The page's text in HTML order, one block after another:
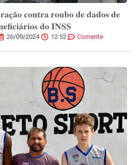
contra roubo de dados de
do INSS
26/09/2024 12:52 Comente